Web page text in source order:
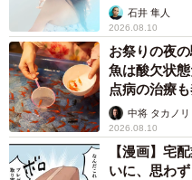
石井 隼人
2026.08.10
お祭りの夜
魚は酸欠状
点病の治療
中将 タカノリ
2026.08.10
【漫画】宅
いに、思わ